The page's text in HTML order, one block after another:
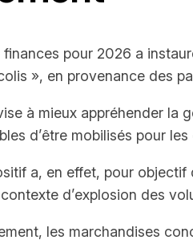
finances pour 2026 a
», en provenance des
à mieux appréhender la
d’être mobilisés pour les
a, en effet, pour
d’explosion des
les marchandises